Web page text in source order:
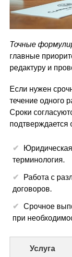
Точные
главные
редактуру и
Если нужен
течение одного
Сроки
Юридическая
терминология.
Работа с
договоров.
Срочное
при
Услуга